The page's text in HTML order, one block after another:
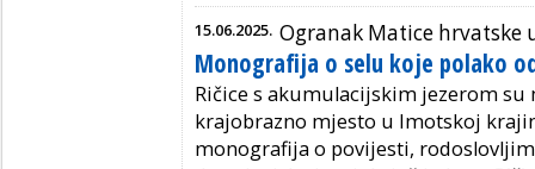
15.06.2025. Ogranak Matice hrvatske
Monografija o selu koje polako
Ričice s akumulacijskim jezerom su
krajobrazno mjesto u Imotskoj
monografija o povijesti,